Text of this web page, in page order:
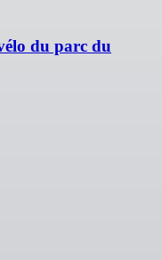
du parc du